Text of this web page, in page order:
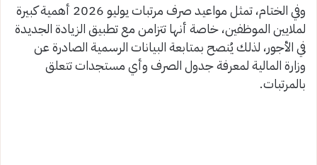
وفي الختام، تمثل مواعيد صرف مرتبات يوليو 2026 أهمية كبيرة
لملايين الموظفين، خاصة أنها تتزامن مع تطبيق الزيادة الجديدة
في الأجور، لذلك يُنصح بمتابعة البيانات الرسمية الصادرة عن
وزارة المالية لمعرفة جدول الصرف وأي مستجدات تتعلق
بالمرتبات.